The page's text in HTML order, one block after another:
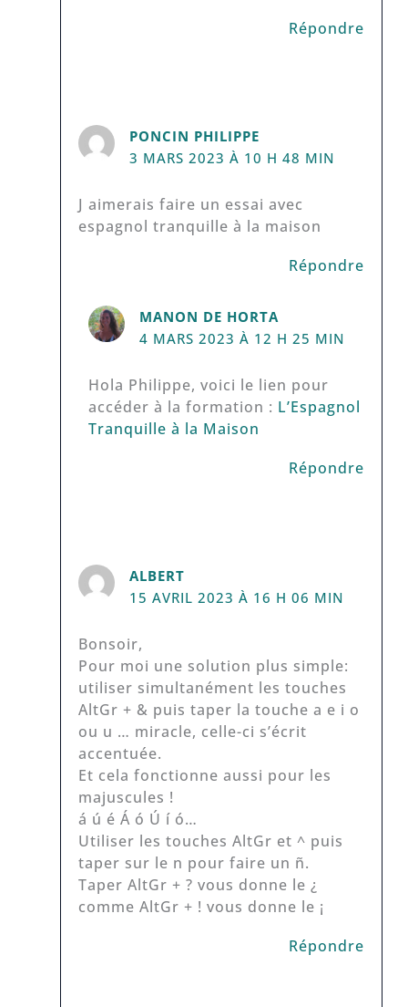
Répondre
PONCIN PHILIPPE
3 MARS 2023 À 10 H 48 MIN
J aimerais faire un essai avec
espagnol tranquille à la maison
Répondre
MANON DE HORTA
4 MARS 2023 À 12 H 25 MIN
Hola Philippe, voici le lien pour
accéder à la formation : L’Espagnol
Tranquille à la Maison
Répondre
ALBERT
15 AVRIL 2023 À 16 H 06 MIN
Bonsoir,
Pour moi une solution plus simple:
utiliser simultanément les touches
AltGr + & puis taper la touche a e i o
ou u … miracle, celle-ci s’écrit
accentuée.
Et cela fonctionne aussi pour les
majuscules !
á ú é Á ó Ú í ó…
Utiliser les touches AltGr et ^ puis
taper sur le n pour faire un ñ.
Taper AltGr + ? vous donne le ¿
comme AltGr + ! vous donne le ¡
Répondre